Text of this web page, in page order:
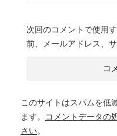
次回のコメントで使用
前、メールアドレス、
このサイトはスパムを低
ます。
コメントデータの
さい。